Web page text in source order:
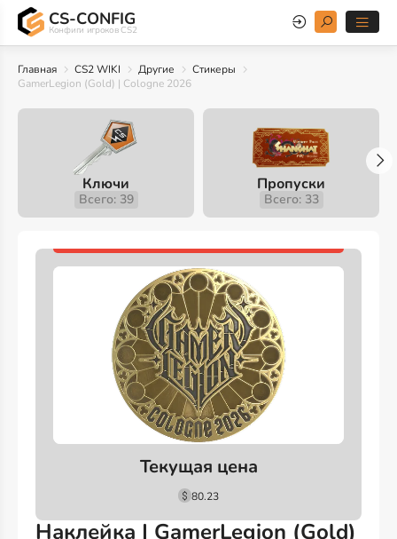
CS-CONFIG
Конфиги игроков CS2
Главная CS2 WIKI Другие
Стикеры
GamerLegion (Gold) | Cologne 2026
Ключи
Всего: 39
Пропуски
Всего: 33
Текущая цена
80.23
Наклейка | GamerLegion (Gold)